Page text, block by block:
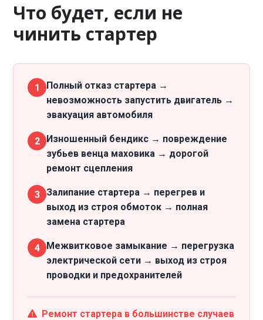
Что будет, если не
чинить стартер
1
Полный отказ стартера →
невозможность запустить двигатель →
эвакуация автомобиля
2
Изношенный бендикс → повреждение
зубьев венца маховика → дорогой
ремонт сцепления
3
Залипание стартера → перегрев и
выход из строя обмоток → полная
замена стартера
4
Межвитковое замыкание → перегрузка
электрической сети → выход из строя
проводки и предохранителей
Ремонт стартера в большинстве случаев